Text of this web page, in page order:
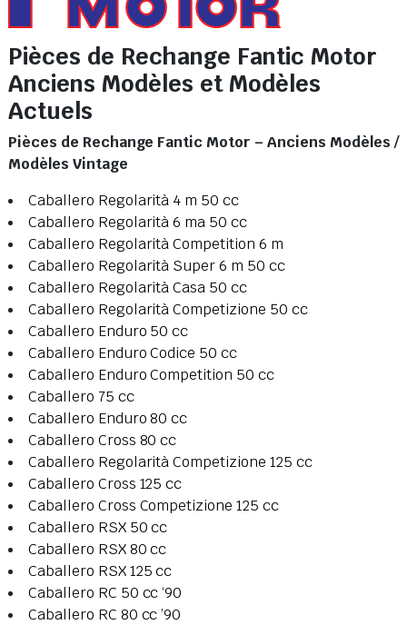
Pièces de Rechange Fantic Motor
Anciens Modèles et Modèles
Actuels
Pièces de Rechange Fantic Motor – Anciens Modèles /
Modèles Vintage
Caballero Regolarità 4 m 50 cc
Caballero Regolarità 6 ma 50 cc
Caballero Regolarità Competition 6 m
Caballero Regolarità Super 6 m 50 cc
Caballero Regolarità Casa 50 cc
Caballero Regolarità Competizione 50 cc
Caballero Enduro 50 cc
Caballero Enduro Codice 50 cc
Caballero Enduro Competition 50 cc
Caballero 75 cc
Caballero Enduro 80 cc
Caballero Cross 80 cc
Caballero Regolarità Competizione 125 cc
Caballero Cross 125 cc
Caballero Cross Competizione 125 cc
Caballero RSX 50 cc
Caballero RSX 80 cc
Caballero RSX 125 cc
Caballero RC 50 cc ‘90
Caballero RC 80 cc ’90